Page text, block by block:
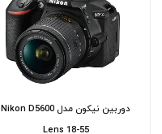
دوربین نیکون مدل Nikon D5600
Lens 18-55